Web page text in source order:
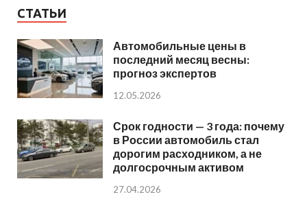
СТАТЬИ
Автомобильные цены в
последний месяц весны:
прогноз экспертов
12.05.2026
Срок годности — 3 года: почему
в России автомобиль стал
дорогим расходником, а не
долгосрочным активом
27.04.2026